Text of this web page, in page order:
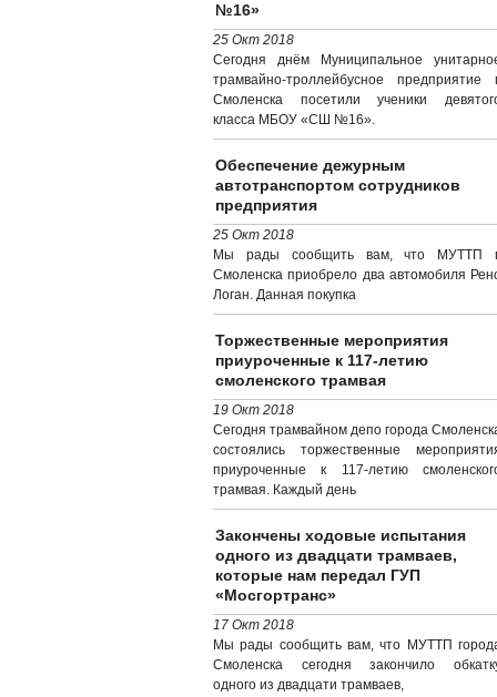
№16»
25 Окт 2018
Сегодня днём Муниципальное
трамвайно-троллейбусное предприятие
Смоленска посетили ученики
класса МБОУ «СШ №16».
Обеспечение дежурным
автотранспортом сотрудников
предприятия
25 Окт 2018
Мы рады сообщить вам, что МУТТП
Смоленска приобрело два автомобиля
Логан. Данная покупка
Торжественные мероприятия
приуроченные к 117-летию
смоленского трамвая
19 Окт 2018
Сегодня трамвайном депо города
состоялись торжественные
приуроченные к 117-летию
трамвая. Каждый день
Закончены ходовые испытания
одного из двадцати трамваев,
которые нам передал ГУП
«Мосгортранс»
17 Окт 2018
Мы рады сообщить вам, что МУТТП
Смоленска сегодня закончило
одного из двадцати трамваев,